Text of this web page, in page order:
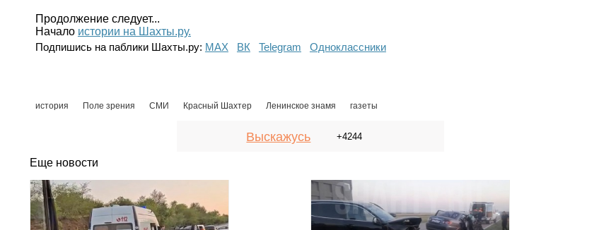
Продолжение следует...
Начало истории на Шахты.ру.
Подпишись на паблики Шахты.ру: МАХ ВК Telegram Одноклассники
история Поле зрения СМИ Красный Шахтер Ленинское знамя газеты
Выскажусь +4244
Еще новости